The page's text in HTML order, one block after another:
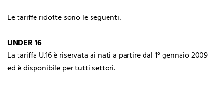
Le tariffe ridotte sono le seguenti:
UNDER 16
La tariffa U.16 è riservata ai nati a partire dal 1° gennaio 2009
ed è disponibile per tutti settori.